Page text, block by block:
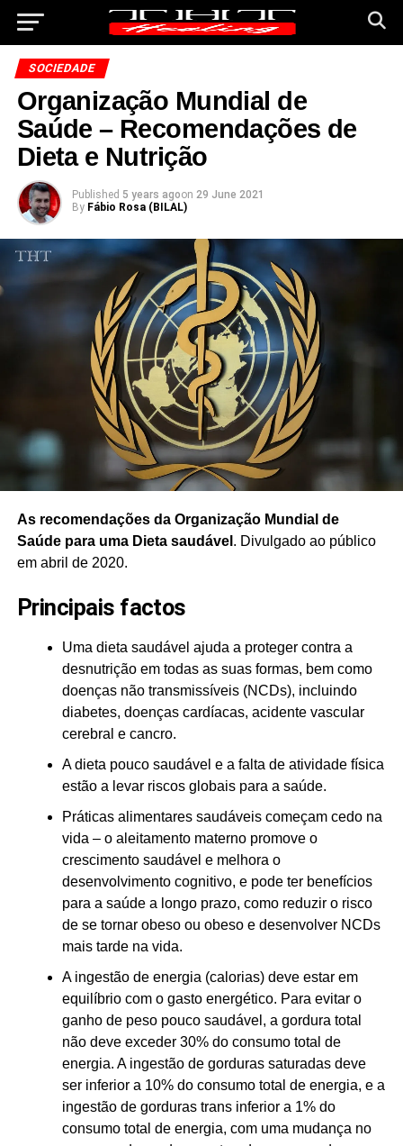
SOCIEDADE
Organização Mundial de
Saúde – Recomendações de
Dieta e Nutrição
Published 5 years agoon 29 June 2021
By Fábio Rosa (BILAL)
As recomendações da Organização Mundial de
Saúde para uma Dieta saudável . Divulgado ao público
em abril de 2020.
Principais factos
Uma dieta saudável ajuda a proteger contra a
desnutrição em todas as suas formas, bem como
doenças não transmissíveis (NCDs), incluindo
diabetes, doenças cardíacas, acidente vascular
cerebral e cancro.
A dieta pouco saudável e a falta de atividade física
estão a levar riscos globais para a saúde.
Práticas alimentares saudáveis começam cedo na
vida – o aleitamento materno promove o
crescimento saudável e melhora o
desenvolvimento cognitivo, e pode ter benefícios
para a saúde a longo prazo, como reduzir o risco
de se tornar obeso ou obeso e desenvolver NCDs
mais tarde na vida.
A ingestão de energia (calorias) deve estar em
equilíbrio com o gasto energético. Para evitar o
ganho de peso pouco saudável, a gordura total
não deve exceder 30% do consumo total de
energia. A ingestão de gorduras saturadas deve
ser inferior a 10% do consumo total de energia, e a
ingestão de gorduras trans inferior a 1% do
consumo total de energia, com uma mudança no